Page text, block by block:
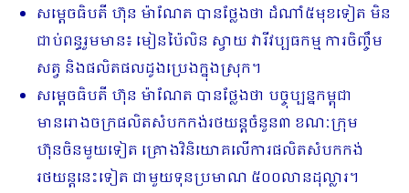
សម្តេចធិបតី ហ៊ុន ម៉ាណែត បានថ្លែងថា ដំណាំ៥មុខទៀត មិន
ជាប់ពន្ធរួមមាន៖ មៀនប៉ៃលិន ស្វាយ វារីវប្បធកម្ម ការចិញ្ចឹម
សត្វ និងផលិតផលដូងប្រេងក្នុងស្រុក។
សម្តេចធិបតី ហ៊ុន ម៉ាណែត បានថ្លែងថា បច្ចុប្បន្នកម្ពុជា
មានរោងចក្រផលិតសំបកកង់រថយន្តចំនួន៣ ខណៈក្រុម
ហ៊ុនចិនមួយទៀត គ្រោងវិនិយោគលើការផលិតសំបកកង់
រថយន្តនេះទៀត ជាមួយទុនប្រមាណ ៥០០លានដុល្លារ។